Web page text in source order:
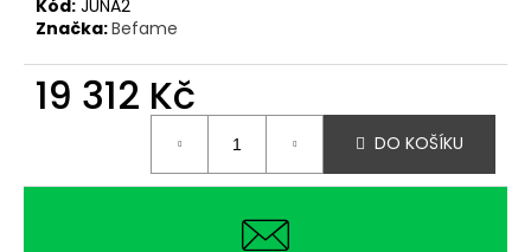
Kód: JUNA2
Značka:Befame
19 312 Kč
DO KOŠÍKU
o
p
o
j